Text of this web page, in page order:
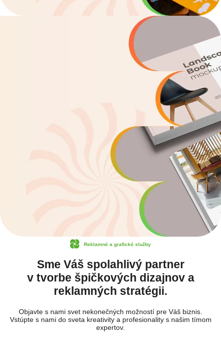
Reklamné a grafické služby
Sme Váš spolahlivý partner
v tvorbe špičkových dizajnov a
reklamných stratégii.
Objavte s nami svet nekonečných možností pre Váš biznis.
Vstúpte s nami do sveta kreativity a profesionality s našim tímom
expertov.